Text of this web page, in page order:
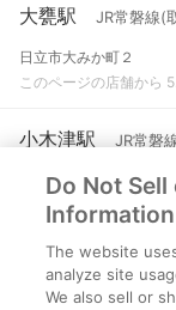
大甕駅 JR常磐線(
日立市大みか町２
このページの店舗から
小木津駅 JR常磐
日立市日高町１
このページの店舗から
常陸太田駅
常陸太田市山下町
Do Not
Information
The website
analyze site
We also sell or